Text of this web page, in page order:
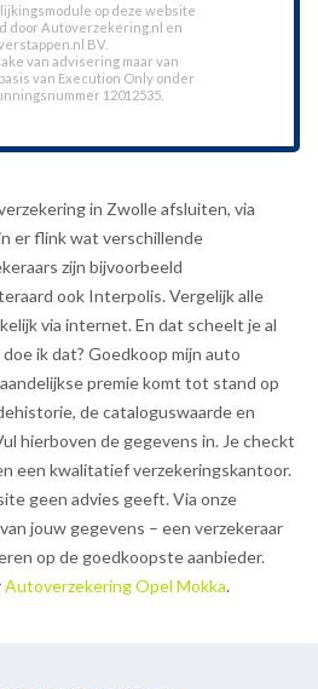
op deze website
door Autoverzekering.nl en
BV.
van advisering maar van
van Execution Only onder
12012535.
in Zwolle afsluiten, via
er flink wat verschillende
zijn bijvoorbeeld
ook Interpolis. Vergelijk alle
via internet. En dat scheelt je al
ik dat? Goedkoop mijn auto
premie komt tot stand op
de cataloguswaarde en
hierboven de gegevens in. Je checkt
een kwalitatief verzekeringskantoor.
geen advies geeft. Via onze
jouw gegevens – een verzekeraar
op de goedkoopste aanbieder.
Autoverzekering Opel Mokka.